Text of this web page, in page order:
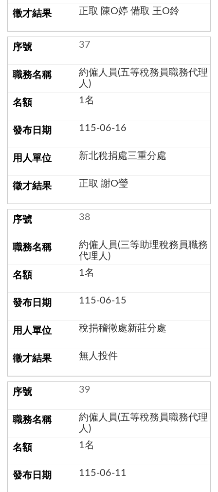
正取 陳O婷 備取 王O鈴
37
約僱人員(五等稅務員職務代理
人)
1名
115-06-16
新北稅捐處三重分處
正取 謝O瑩
38
約僱人員(三等助理稅務員職務
代理人)
1名
115-06-15
稅捐稽徵處新莊分處
無人投件
39
約僱人員(五等稅務員職務代理
人)
1名
115-06-11